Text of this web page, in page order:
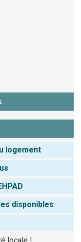
logement
disponibles